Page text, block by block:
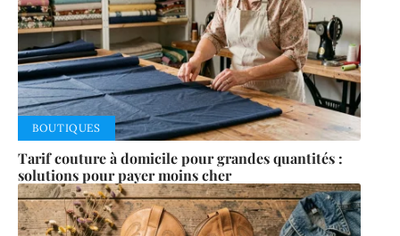
BOUTIQUES
Tarif couture à domicile pour grandes quantités :
solutions pour payer moins cher